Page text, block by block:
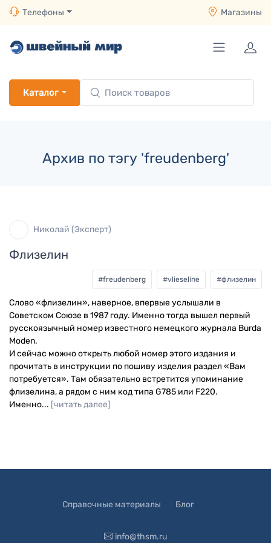
Телефоны Магазины
Каталог
Архив по тэгу 'freudenberg'
Николай (Эксперт)
Флизелин
#freudenberg #vlieseline #флизелин
Слово «флизелин», наверное, впервые услышали в
Советском Союзе в 1987 году. Именно тогда вышел первый
русскоязычный номер известного немецкого журнала Burda
Moden.
И сейчас можно открыть любой номер этого издания и
прочитать в инструкции по пошиву изделия раздел «Вам
потребуется». Там обязательно встретится упоминание
флизелина, а рядом с ним код типа G785 или F220.
Именно... [читать далее]
Справочные материалы Блог
info@thsm.ru